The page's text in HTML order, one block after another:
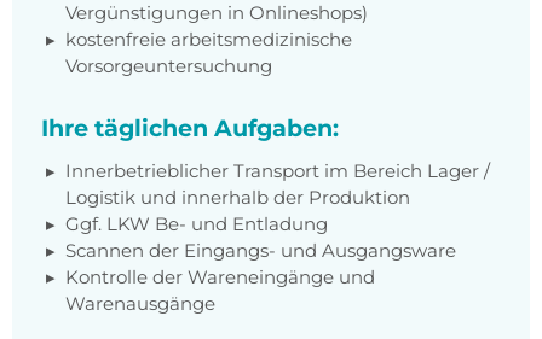
Vergünstigungen in Onlineshops)
kostenfreie arbeitsmedizinische
Vorsorgeuntersuchung
Ihre täglichen Aufgaben:
Innerbetrieblicher Transport im Bereich Lager /
Logistik und innerhalb der Produktion
Ggf. LKW Be- und Entladung
Scannen der Eingangs- und Ausgangsware
Kontrolle der Wareneingänge und
Warenausgänge